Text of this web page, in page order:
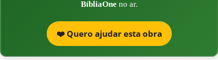
BíbliaOne no ar.
❤️ Quero ajudar esta obra